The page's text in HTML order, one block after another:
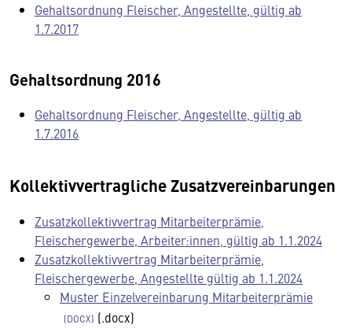
Gehaltsordnung Fleischer, Angestellte, gültig ab
1.7.2017
Gehaltsordnung 2016
Gehaltsordnung Fleischer, Angestellte, gültig ab
1.7.2016
Kollektivvertragliche Zusatzvereinbarungen
Zusatzkollektivvertrag Mitarbeiterprämie,
Fleischergewerbe, Arbeiter:innen, gültig ab 1.1.2024
Zusatzkollektivvertrag Mitarbeiterprämie,
Fleischergewerbe, Angestellte gültig ab 1.1.2024
Muster Einzelvereinbarung Mitarbeiterprämie
(.docx)